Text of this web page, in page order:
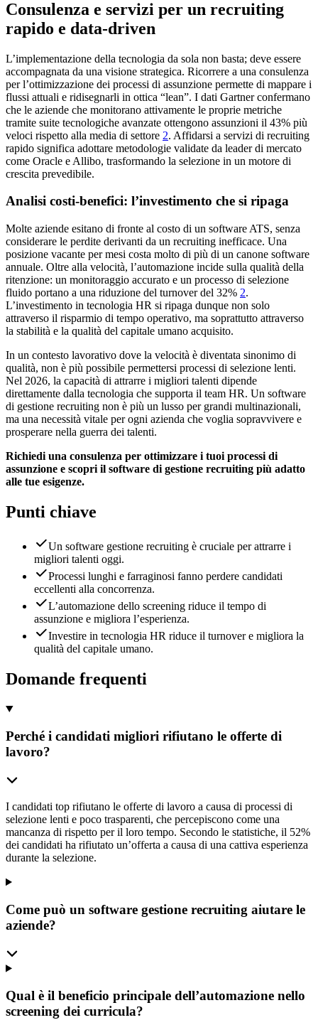
Consulenza e servizi per un recruiting
rapido e data-driven
L’implementazione della tecnologia da sola non basta; deve essere
accompagnata da una visione strategica. Ricorrere a una consulenza
per l’ottimizzazione dei processi di assunzione permette di mappare i
flussi attuali e ridisegnarli in ottica “lean”. I dati Gartner confermano
che le aziende che monitorano attivamente le proprie metriche
tramite suite tecnologiche avanzate ottengono assunzioni il 43% più
veloci rispetto alla media di settore 2. Affidarsi a servizi di recruiting
rapido significa adottare metodologie validate da leader di mercato
come Oracle e Allibo, trasformando la selezione in un motore di
crescita prevedibile.
Analisi costi-benefici: l’investimento che si ripaga
Molte aziende esitano di fronte al costo di un software ATS, senza
considerare le perdite derivanti da un recruiting inefficace. Una
posizione vacante per mesi costa molto di più di un canone software
annuale. Oltre alla velocità, l’automazione incide sulla qualità della
ritenzione: un monitoraggio accurato e un processo di selezione
fluido portano a una riduzione del turnover del 32% 2.
L’investimento in tecnologia HR si ripaga dunque non solo
attraverso il risparmio di tempo operativo, ma soprattutto attraverso
la stabilità e la qualità del capitale umano acquisito.
In un contesto lavorativo dove la velocità è diventata sinonimo di
qualità, non è più possibile permettersi processi di selezione lenti.
Nel 2026, la capacità di attrarre i migliori talenti dipende
direttamente dalla tecnologia che supporta il team HR. Un software
di gestione recruiting non è più un lusso per grandi multinazionali,
ma una necessità vitale per ogni azienda che voglia sopravvivere e
prosperare nella guerra dei talenti.
Richiedi una consulenza per ottimizzare i tuoi processi di
assunzione e scopri il software di gestione recruiting più adatto
alle tue esigenze.
Punti chiave
Un software gestione recruiting è cruciale per attrarre i
migliori talenti oggi.
Processi lunghi e farraginosi fanno perdere candidati
eccellenti alla concorrenza.
L’automazione dello screening riduce il tempo di
assunzione e migliora l’esperienza.
Investire in tecnologia HR riduce il turnover e migliora la
qualità del capitale umano.
Domande frequenti
Perché i candidati migliori rifiutano le offerte di
lavoro?
I candidati top rifiutano le offerte di lavoro a causa di processi di
selezione lenti e poco trasparenti, che percepiscono come una
mancanza di rispetto per il loro tempo. Secondo le statistiche, il 52%
dei candidati ha rifiutato un’offerta a causa di una cattiva esperienza
durante la selezione.
Come può un software gestione recruiting aiutare le
aziende?
Qual è il beneficio principale dell’automazione nello
screening dei curricula?